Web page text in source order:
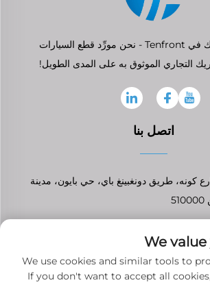
مرحباً بك في Tenfront - نحن مورِّد قطع السيارات
التجاري الموثوق به على المدى الطويل!
اتصل بنا
103، شارع كونه، طريق دونغبينغ باي، حي بايون، مدينة
[email protected]
We
We use cookies and similar tools to
If you don't want to accept all